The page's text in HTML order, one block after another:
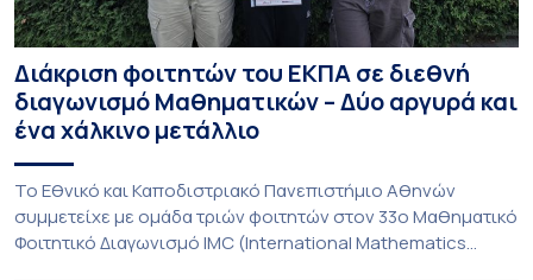
Διάκριση φοιτητών του ΕΚΠΑ σε διεθνή
διαγωνισμό Μαθηματικών – Δύο αργυρά και
ένα χάλκινο μετάλλιο
To Εθνικό και Καποδιστριακό Πανεπιστήμιο Αθηνών
συμμετείχε με ομάδα τριών φοιτητών στον 33ο Μαθηματικό
Φοιτητικό Διαγωνισμό IMC (International Mathematics